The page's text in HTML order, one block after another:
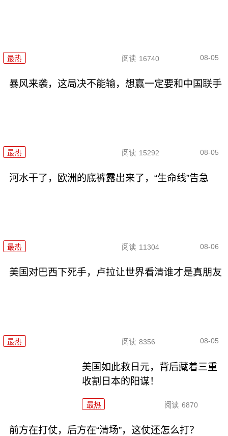
最热 阅读 16740 08-05
暴风来袭，这局决不能输，想赢一定要和中国联手
最热 阅读 15292 08-05
河水干了，欧洲的底裤露出来了，“生命线”告急
最热 阅读 11304 08-06
美国对巴西下死手，卢拉让世界看清谁才是真朋友
最热 阅读 8356 08-05
美国如此救日元，背后藏着三重
收割日本的阳谋！
最热 阅读 6870
前方在打仗，后方在“清场”，这仗还怎么打？